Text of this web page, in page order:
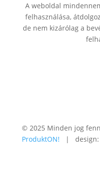
A weboldal
felhasználása,
de nem kizárólag a
© 2025 Minden jog
ProduktON!
| design: